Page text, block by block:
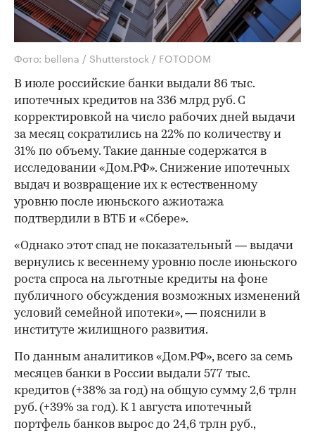
Фото: bellena / Shutterstock / FOTODOM
В июле российские банки выдали 86 тыс.
ипотечных кредитов на 336 млрд руб. С
корректировкой на число рабочих дней выдачи
за месяц сократились на 22% по количеству и
31% по объему. Такие данные содержатся в
исследовании «Дом.РФ». Снижение ипотечных
выдач и возвращение их к естественному
уровню после июньского ажиотажа
подтвердили в ВТБ и «Сбере».
«Однако этот спад не показательный — выдачи
вернулись к весеннему уровню после июньского
роста спроса на льготные кредиты на фоне
публичного обсуждения возможных изменений
условий семейной ипотеки», — пояснили в
институте жилищного развития.
По данным аналитиков «Дом.РФ», всего за семь
месяцев банки в России выдали 577 тыс.
кредитов (+38% за год) на общую сумму 2,6 трлн
руб. (+39% за год). К 1 августа ипотечный
портфель банков вырос до 24,6 трлн руб.,